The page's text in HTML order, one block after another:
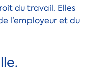
du travail. Elles
l’employeur et du